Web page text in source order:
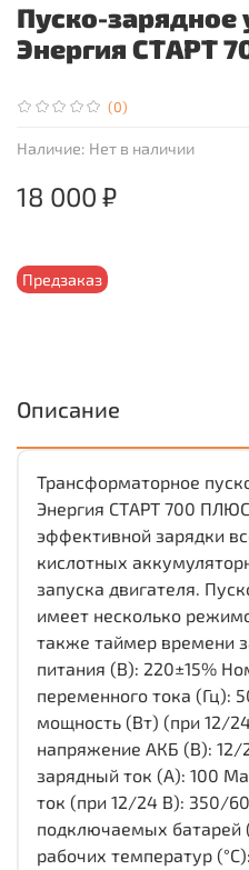
(0)
Наличие: Нет в наличии
Предзаказ
Пуско-зарядное
Энергия СТАРТ
18 000 ₽
Описание
Трансформаторное
Энергия СТАРТ 700
эффективной зарядки
кислотных
запуска двигателя.
имеет несколько
также таймер времени
питания (В): 220±15%
переменного тока (Гц):
мощность (Вт) (при 12/
напряжение АКБ (В):
зарядный ток (А): 100
ток (при 12/24 В): 350/
подключаемых батарей
рабочих температур